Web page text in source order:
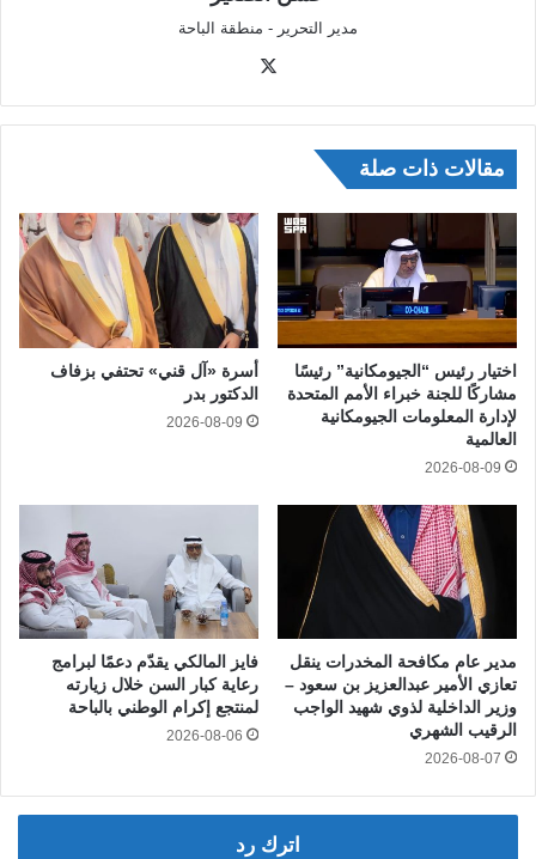
مدير التحرير - منطقة الباحة
مقالات ذات صلة
اختيار رئيس “الجيومكانية” رئيسًا
مشاركًا للجنة خبراء الأمم المتحدة
لإدارة المعلومات الجيومكانية
العالمية
2026-08-09
أسرة «آل قني» تحتفي بزفاف
الدكتور بدر
2026-08-09
مدير عام مكافحة المخدرات ينقل
تعازي الأمير عبدالعزيز بن سعود –
وزير الداخلية لذوي شهيد الواجب
الرقيب الشهري
2026-08-07
فايز المالكي يقدّم دعمًا لبرامج
رعاية كبار السن خلال زيارته
لمنتجع إكرام الوطني بالباحة
2026-08-06
اترك رد